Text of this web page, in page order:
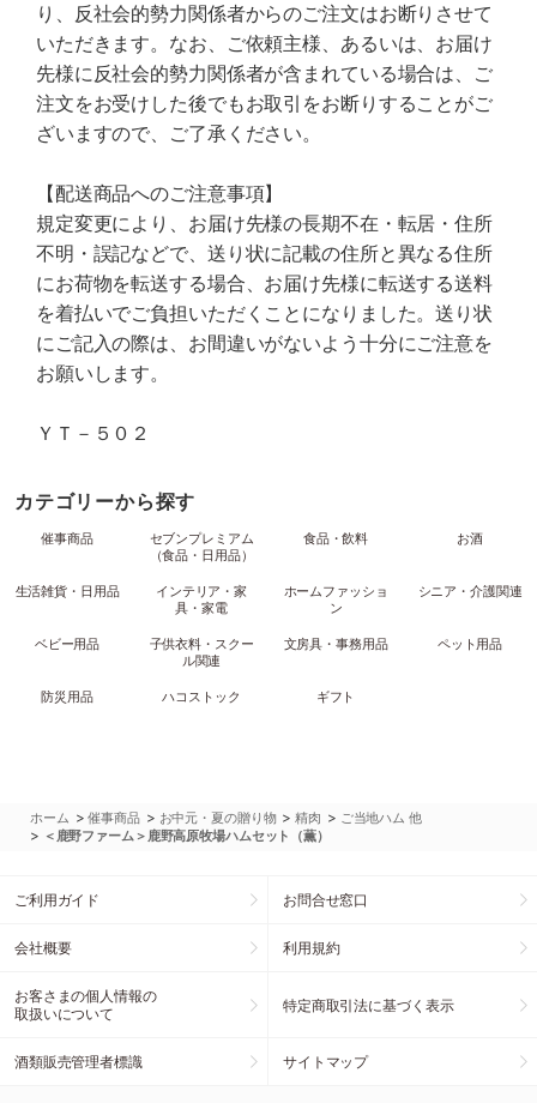
り、反社会的勢力関係者からのご注文はお断りさせて
いただきます。なお、ご依頼主様、あるいは、お届け
先様に反社会的勢力関係者が含まれている場合は、ご
注文をお受けした後でもお取引をお断りすることがご
ざいますので、ご了承ください。
【配送商品へのご注意事項】
規定変更により、お届け先様の長期不在・転居・住所
不明・誤記などで、送り状に記載の住所と異なる住所
にお荷物を転送する場合、お届け先様に転送する送料
を着払いでご負担いただくことになりました。送り状
にご記入の際は、お間違いがないよう十分にご注意を
お願いします。
ＹＴ－５０２
カテゴリーから探す
催事商品
セブンプレミアム
（食品・日用品）
食品・飲料 お酒
生活雑貨・日用品
インテリア・家
具・家電
ホームファッショ
ン
シニア・介護関連
ベビー用品
子供衣料・スクー
ル関連
文房具・事務用品 ペット用品
防災用品 ハコストック ギフト
ホーム >催事商品 > お中元・夏の贈り物 >精肉 > ご当地ハム 他
> ＜鹿野ファーム＞鹿野高原牧場ハムセット（薫）
ご利用ガイド お問合せ窓口
会社概要 利用規約
お客さまの個人情報の
取扱いについて
特定商取引法に基づく表示
酒類販売管理者標識 サイトマップ